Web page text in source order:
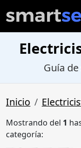
Guía
Inicio
Mostrando del 1
categoría: